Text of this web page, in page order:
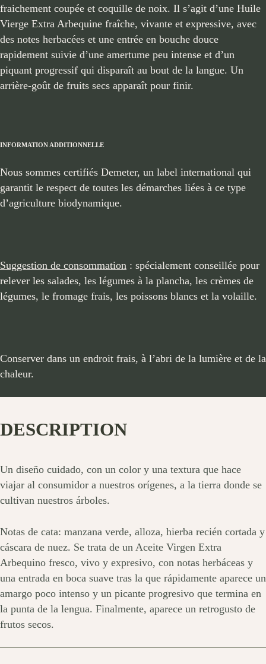
fraichement coupée et coquille de noix. Il s’agit d’une Huile
Vierge Extra Arbequine fraîche, vivante et expressive, avec
des notes herbacées et une entrée en bouche douce
rapidement suivie d’une amertume peu intense et d’un
piquant progressif qui disparaît au bout de la langue. Un
arrière-goût de fruits secs apparaît pour finir.
INFORMATION ADDITIONNELLE
Nous sommes certifiés Demeter, un label international qui
garantit le respect de toutes les démarches liées à ce type
d’agriculture biodynamique.
Suggestion de consommation : spécialement conseillée pour
relever les salades, les légumes à la plancha, les crèmes de
légumes, le fromage frais, les poissons blancs et la volaille.
Conserver dans un endroit frais, à l’abri de la lumière et de la
chaleur.
DESCRIPTION
Un diseño cuidado, con un color y una textura que hace
viajar al consumidor a nuestros orígenes, a la tierra donde se
cultivan nuestros árboles.
Notas de cata: manzana verde, alloza, hierba recién cortada y
cáscara de nuez. Se trata de un Aceite Virgen Extra
Arbequino fresco, vivo y expresivo, con notas herbáceas y
una entrada en boca suave tras la que rápidamente aparece un
amargo poco intenso y un picante progresivo que termina en
la punta de la lengua. Finalmente, aparece un retrogusto de
frutos secos.